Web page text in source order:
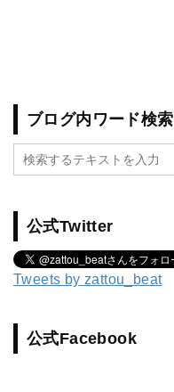
ブログ内ワード検索
公式Twitter
Tweets by zattou_beat
公式Facebook